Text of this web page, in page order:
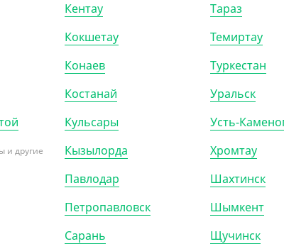
и другие
Кентау
Кокшетау
Конаев
Костанай
Кульсары
Кызылорда
Павлодар
Петропавловск
Сарань
Тараз
Темиртау
Туркестан
Уральск
Усть-
Хромтау
Шахтинск
Шымкент
Щучинск